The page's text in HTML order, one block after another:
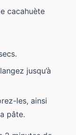
cacahuète
jusqu’à
les, ainsi
pâte.